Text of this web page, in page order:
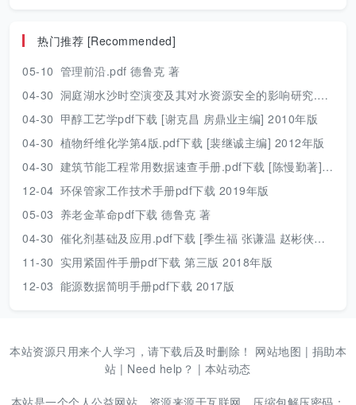
热门推荐 [Recommended]
05-10 管理前沿.pdf 德鲁克 著
04-30 洞庭湖水沙时空演变及其对水资源安全的影响研究.pdf 胡光伟 著 2017年版
04-30 甲醇工艺学pdf下载 [谢克昌 房鼎业主编] 2010年版
04-30 植物纤维化学第4版.pdf下载 [裴继诚主编] 2012年版
04-30 建筑节能工程常用数据速查手册.pdf下载 [陈慢勤著] 2010年版
12-04 环保管家工作技术手册pdf下载 2019年版
05-03 养老金革命pdf下载 德鲁克 著
04-30 催化剂基础及应用.pdf下载 [季生福 张谦温 赵彬侠编] 2011年版
11-30 实用紧固件手册pdf下载 第三版 2018年版
12-03 能源数据简明手册pdf下载 2017版
本站资源只用来个人学习，请下载后及时删除！ 网站地图 | 捐助本
站 | Need help？ | 本站动态
本站是一个个人公益网站，资源来源于互联网，压缩包解压密码：